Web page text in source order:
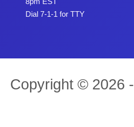
Dial 7-1-1 for TTY
Copyright © 2026 -